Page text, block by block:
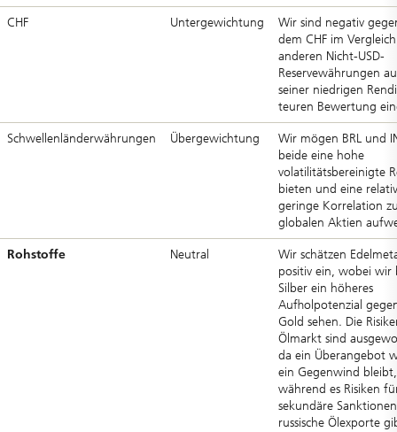
CHF Untergewichtung
Wir sind negativ
dem CHF im
anderen Nicht-USD-
Reservewährungen
seiner niedrigen
teuren Bewertung
Schwellenländerwährungen Übergewichtung
Wir mögen BRL und
beide eine hohe
volatilitätsbereinigte
bieten und eine relativ
geringe Korrelation
globalen Aktien
Rohstoffe Neutral
Wir schätzen
positiv ein, wobei wir
Silber ein höheres
Aufholpotenzial
Gold sehen. Die
Ölmarkt sind
da ein Überangebot
ein Gegenwind bleibt,
während es Risiken
sekundäre
russische Ölexporte